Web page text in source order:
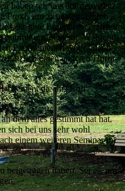
haben wir uns auf dem Platz
Praxis um zusetzten. Durch
sehr gute Ergebnisse erzielen
gut mit uns gemeint. Während
Praxisanteilen war es dann
einen anderen Hurra-
Themen, die uns Rolf
dem alles gestimmt hat hat.
sich bei uns sehr wohl
einem weiteren Seminar im
haben. Sei es, um